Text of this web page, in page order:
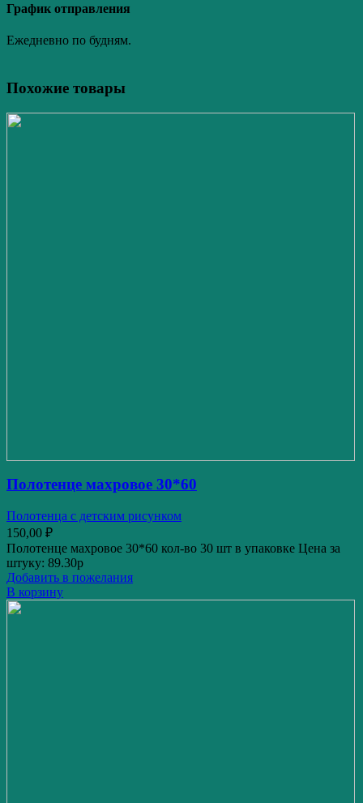
График отправления
Ежедневно по будням.
Похожие товары
Полотенце махровое 30*60
Полотенца с детским рисунком
150,00 ₽
Полотенце махровое 30*60 кол-во 30 шт в упаковке Цена за
штуку: 89.30р
Добавить в пожелания
В корзину